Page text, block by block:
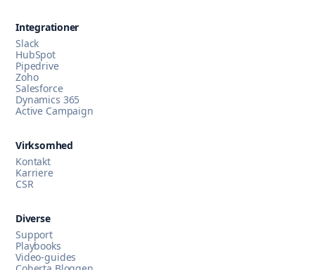
Chat med os
AI Campaign Assist
Integrationer
Slack
HubSpot
Pipedrive
Zoho
Salesforce
Dynamics 365
Active Campaign
Virksomhed
Kontakt
Karriere
CSR
Diverse
Support
Playbooks
Video-guides